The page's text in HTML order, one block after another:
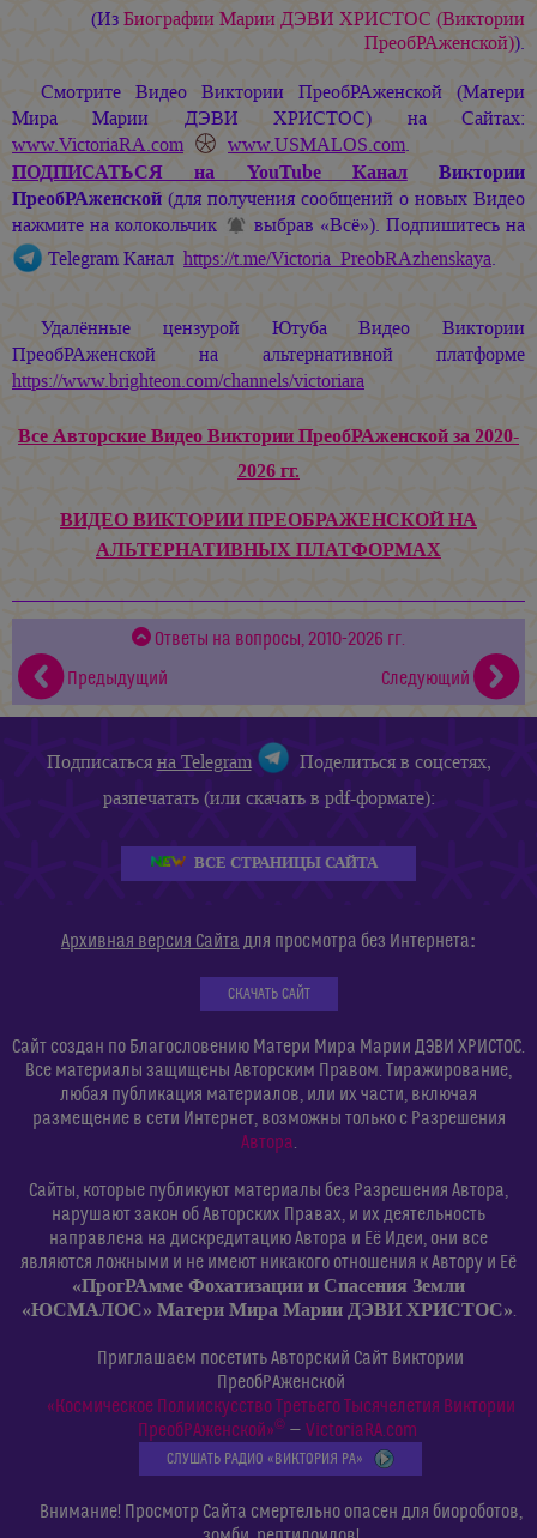
(ИзБиографииМарии ДЭВИ ХРИСТОС (Виктории
ПреобРАженской)).
Смотрите Видео Виктории ПреобРАженской (Матери
МираМарии ДЭВИ ХРИСТОС) на Сайтах:
www.VictoriaRA.com
www.USMALOS.com.
ПОДПИСАТЬСЯ на YouTube КаналВиктории
ПреобРАженской (для получения сообщений о новых Видео
нажмите на колокольчик
выбрав «Всё»). Подпишитесь на
Telegram Канал https://t.me/Victoria_PreobRAzhenskaya.
Удалённые цензурой Ютуба Видео Виктории
ПреобРАженской на альтернативной платформе
https://www.brighteon.com/channels/victoriara
Все Авторские Видео Виктории ПреобРАженской за 2020-
2026 гг.
ВИДЕО ВИКТОРИИ ПРЕОБРАЖЕНСКОЙ НА
АЛЬТЕРНАТИВНЫХ ПЛАТФОРМАХ
Ответы на вопросы, 2010-2026 гг.
Предыдущий
Следующий
Подписатьсяна Telegram
Поделиться в соцсетях,
разпечатать (или скачать в pdf-формате):
ВСЕ СТРАНИЦЫ САЙТА
Архивная версия Сайта для просмотра без Интернета:
СКАЧАТЬ САЙТ
Сайт создан по Благословению Матери Мира Марии ДЭВИ ХРИСТОС.
Все материалы защищены Авторским Правом. Тиражирование,
любая публикация материалов, или их части, включая
размещение в сети Интернет, возможны только с Разрешения
Автора.
Сайты, которые публикуют материалы без Разрешения Автора,
нарушают закон об Авторских Правах, и их деятельность
направлена на дискредитацию Автора и Её Идеи, они все
являются ложными и не имеют никакого отношения к Автору и Её
«ПрогРАмме Фохатизации и Спасения Земли
«ЮСМАЛОС» Матери Мира Марии ДЭВИ ХРИСТОС».
Приглашаем посетить Авторский Сайт Виктории
ПреобРАженской
«Космическое Полиискусство Третьего Тысячелетия Виктории
ПреобРАженской»©— VictoriaRA.com
СЛУШАТЬ РАДИО «ВИКТОРИЯ РА»
Внимание! Просмотр Сайта смертельно опасен для биороботов,